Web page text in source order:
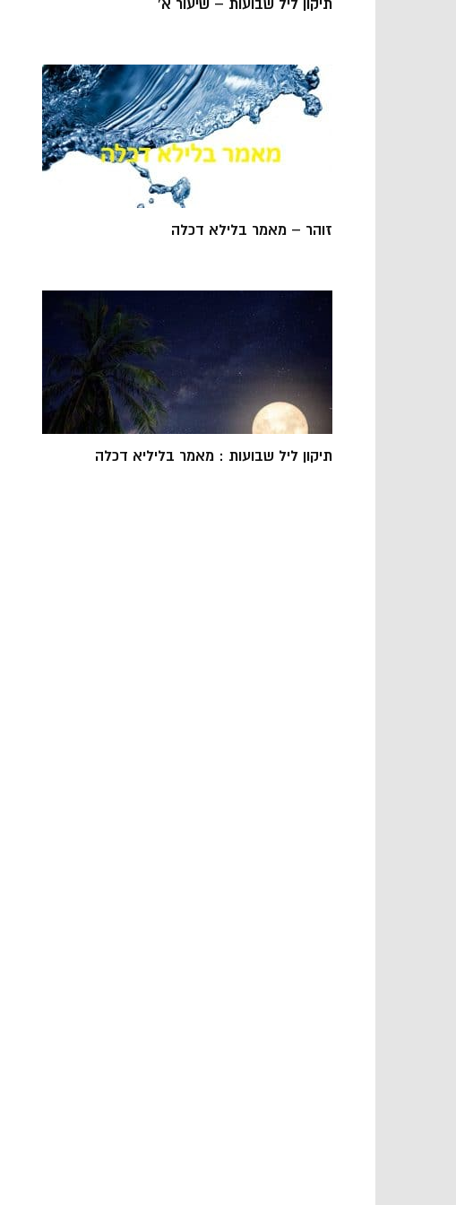
תיקון ליל שבועות – שיעור א’
זוהר – מאמר בלילא דכלה
תיקון ליל שבועות : מאמר בליליא דכלה